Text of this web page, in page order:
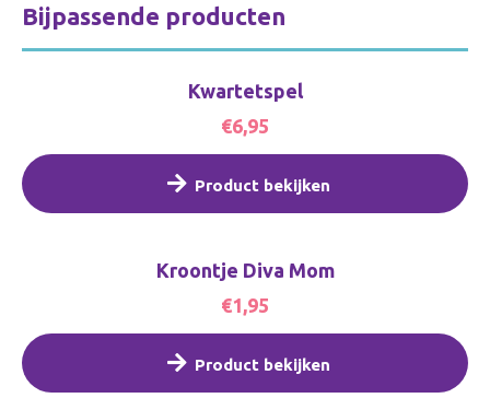
Bijpassende producten
Kwartetspel
€6,95
Product bekijken
Kroontje Diva Mom
€1,95
Product bekijken